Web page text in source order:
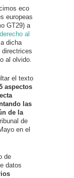
eco
europeas
GT29) a
al
dicha
al olvido.
el texto
aspectos
las
de la
de
en el
de
datos